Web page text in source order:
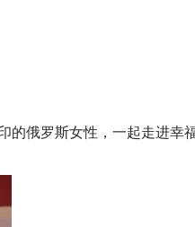
的俄罗斯女性，一起走进幸